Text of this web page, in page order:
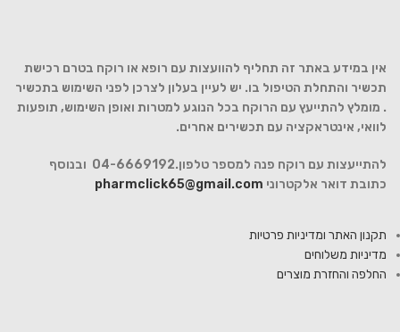
אין במידע באתר זה תחליף להוועצות עם רופא או רוקח בטרם רכישת
תכשיר והתחלת הטיפול בו. יש לעיין בעלון לצרכן לפני השימוש בתכשיר
. מומלץ להתייעץ עם הרוקח בכל הנוגע למטרות ואופן השימוש, תופעות
לוואי, אינטראקציה עם תכשירים אחרים.
להתייעצות עם רוקח פנה למספר טלפון.04-6669192 ובנוסף
כתובת דואר אלקטרוני pharmclick65@gmail.com
תקנון האתר ומדיניות פרטיות
מדיניות משלוחים
החלפה והחזרת מוצרים